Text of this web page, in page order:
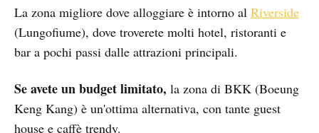
La zona migliore dove alloggiare è intorno al Riverside
(Lungofiume), dove troverete molti hotel, ristoranti e
bar a pochi passi dalle attrazioni principali.
Se avete un budget limitato, la zona di BKK (Boeung
Keng Kang) è un'ottima alternativa, con tante guest
house e caffè trendy.